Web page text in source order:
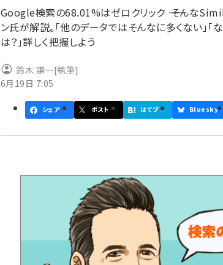
Google検索の68.01%はゼロクリック ―― そんな
ン氏が解説。「他のデータではそんなに多くない」「
は？」詳しく把握しよう
鈴木 謙一[執筆]
6月19日 7:05
シェア ポスト はてブ Bluesky